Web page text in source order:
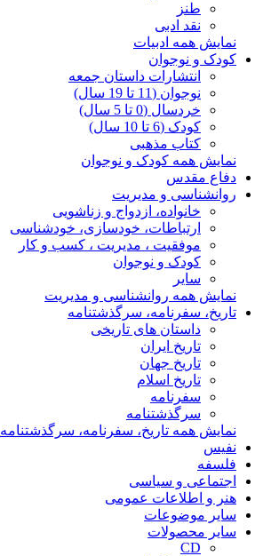
طنز
نقد ادبی
نمایش همه ادبیات
کودک و نوجوان
انتشارات داستان جمعه
نوجوان (11 تا 19 سال)
خردسال (0 تا 5 سال)
کودک (6 تا 10 سال)
کتاب مذهبی
نمایش همه کودک و نوجوان
دفاع مقدس
روانشناسی و مدیریت
خانواده، ازدواج و زناشویی
ارتباطات، خودسازی، خودشناسی
موفقیت ، مدیریت ، کسب و کار
کودک و نوجوان
سایر
نمایش همه روانشناسی و مدیریت
تاریخ، سفرنامه، سرگذشتنامه
داستان های تاریخی
تاریخ ایران
تاریخ جهان
تاریخ اسلام
سفرنامه
سرگذشتنامه
نمایش همه تاریخ، سفرنامه، سرگذشتنامه
نفیس
فلسفه
اجتماعی و سیاسی
هنر و اطلاعات عمومی
سایر موضوعات
سایر محصولات
CD